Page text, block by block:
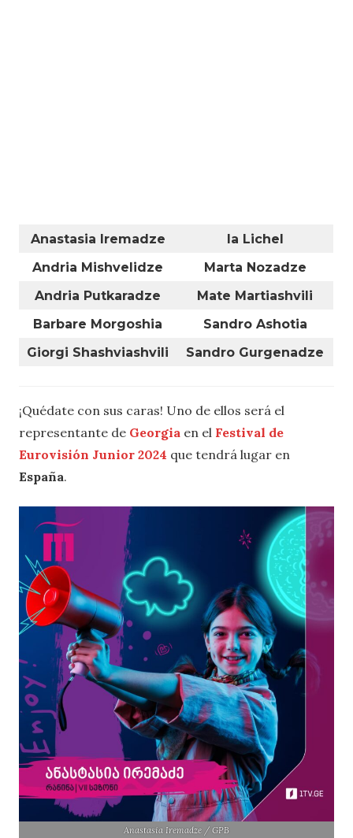
Anastasia Iremadze
Ia Lichel
Andria Mishvelidze
Marta Nozadze
Andria Putkaradze
Mate Martiashvili
Barbare Morgoshia
Sandro Ashotia
Giorgi Shashviashvili
Sandro Gurgenadze
¡Quédate con sus caras! Uno de ellos será el
representante de Georgia en el Festival de
Eurovisión Junior 2024 que tendrá lugar en
España.
Anastasia Iremadze / GPB